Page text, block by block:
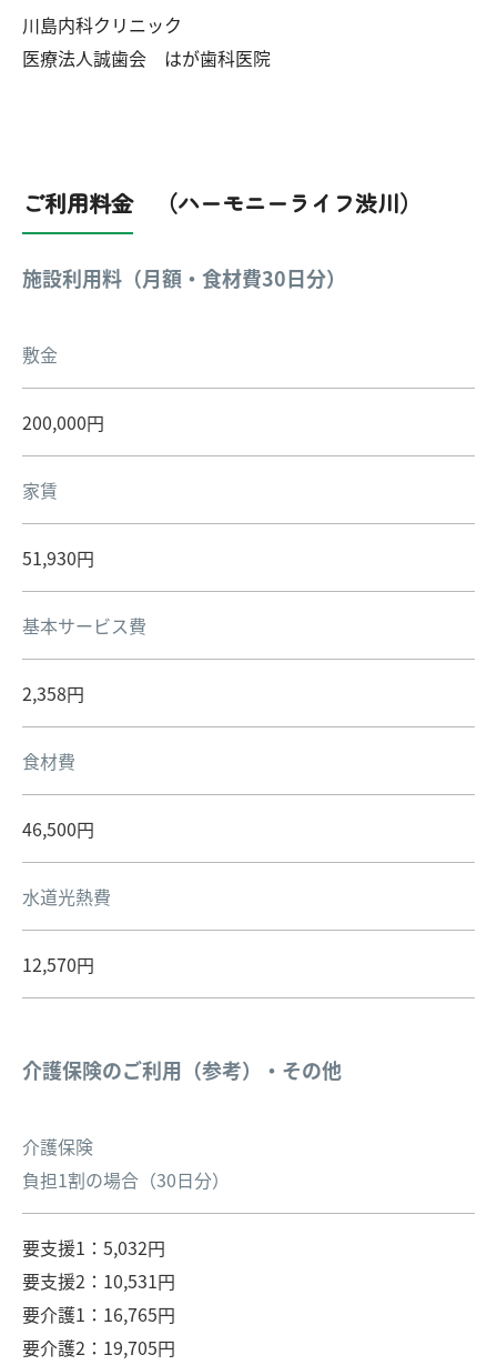
川島内科クリニック
医療法人誠歯会 はが歯科医院
ご利用料金 （ハーモニーライフ渋川）
施設利用料（月額・食材費30日分）
敷金
200,000円
家賃
51,930円
基本サービス費
2,358円
食材費
46,500円
水道光熱費
12,570円
介護保険のご利用（参考）・その他
介護保険
負担1割の場合（30日分）
要支援1：5,032円
要支援2：10,531円
要介護1：16,765円
要介護2：19,705円